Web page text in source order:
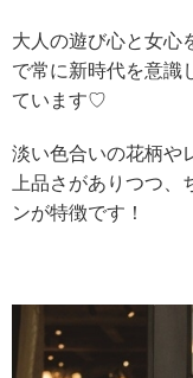
大人の遊び心と女心
で常に新時代を意識
ています♡
淡い色合いの花柄や
上品さがありつつ
ンが特徴です！